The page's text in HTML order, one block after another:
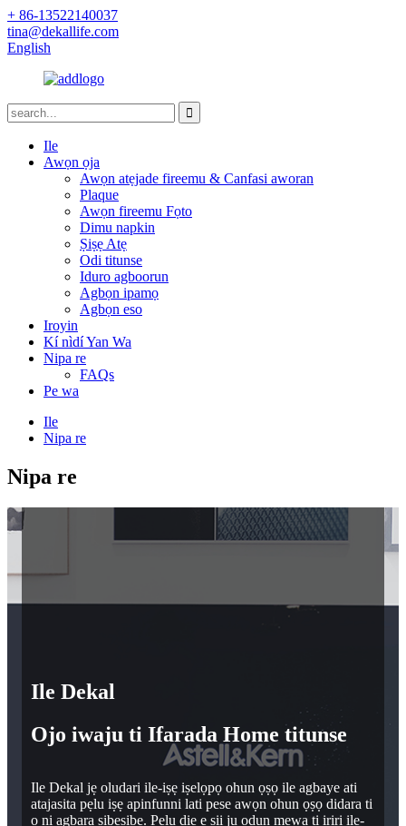
+ 86-13522140037
tina@dekallife.com
English
Ile
Awọn ọja
Awọn atẹjade fireemu & Canfasi aworan
Plaque
Awọn fireemu Fọto
Dimu napkin
Ṣiṣẹ Atẹ
Odi titunse
Iduro agboorun
Agbọn ipamọ
Agbọn eso
Iroyin
Kí nìdí Yan Wa
Nipa re
FAQs
Pe wa
Ile
Nipa re
Nipa re
Ile Dekal
Ojo iwaju ti Ifarada Home titunse
Ile Dekal jẹ oludari ile-iṣẹ iṣelọpọ ohun ọṣọ ile agbaye ati
atajasita pẹlu iṣẹ apinfunni lati pese awọn ohun ọṣọ didara ti
o ni agbara sibẹsibẹ. Pẹlu diẹ ẹ sii ju ọdun mẹwa ti iriri ile-